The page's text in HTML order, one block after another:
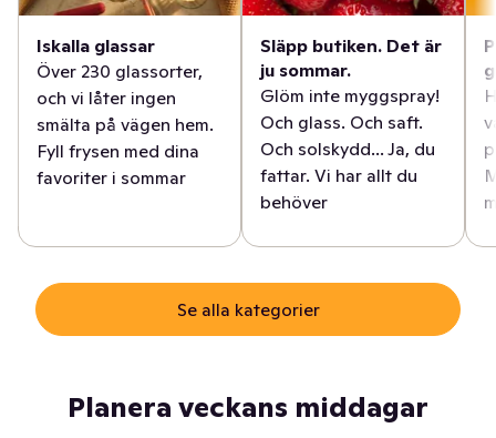
Iskalla glassar
Över 230 glassorter,
och vi låter ingen
smälta på vägen hem.
Fyll frysen med dina
favoriter i sommar
Släpp butiken. Det är
ju sommar.
Glöm inte myggspray!
Och glass. Och saft.
Och solskydd... Ja, du
fattar. Vi har allt du
behöver
Se alla kategorier
Planera veckans middagar